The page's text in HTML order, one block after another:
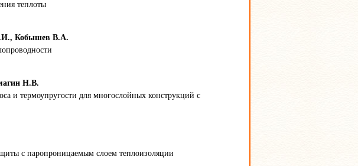
теплоты
Кобышев В.А.
Н.В.
и термоупругости для многослойных конструкций с
с паропроницаемым слоем теплоизоляции